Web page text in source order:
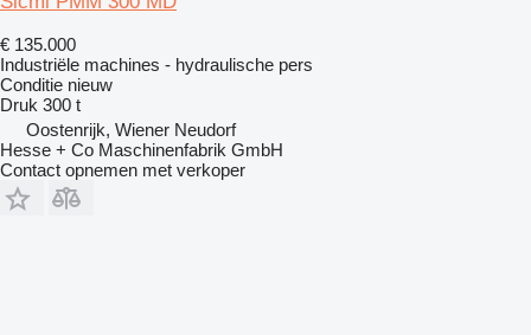
€ 135.000
Industriële machines - hydraulische pers
Conditie nieuw
Druk 300 t
Oostenrijk, Wiener Neudorf
Hesse + Co Maschinenfabrik GmbH
Contact opnemen met verkoper